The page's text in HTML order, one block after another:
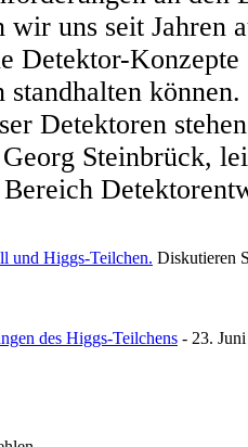
uns seit Jahren
Detektor-
standhalten
Detektoren
Steinbrück,
und Higgs-Teilchen. Diskutieren
des Higgs-Teilchens - 23.